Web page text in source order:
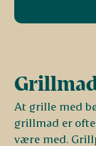
At grille med
grillmad er ofte
være med.